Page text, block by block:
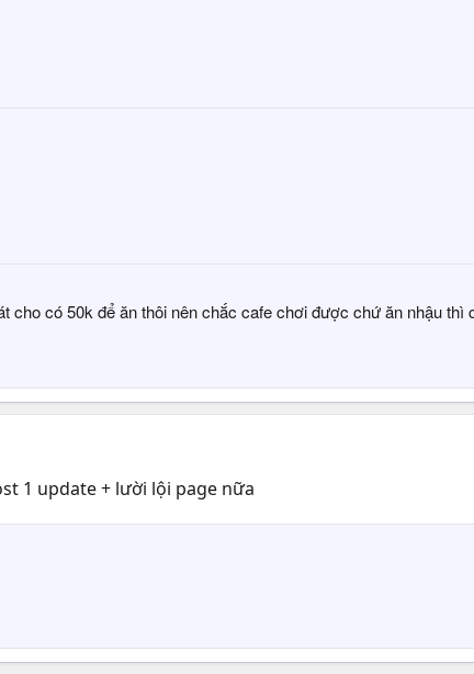
cho có 50k để ăn thôi nên chắc cafe chơi được chứ ăn nhậu thì
1 update + lười lội page nữa